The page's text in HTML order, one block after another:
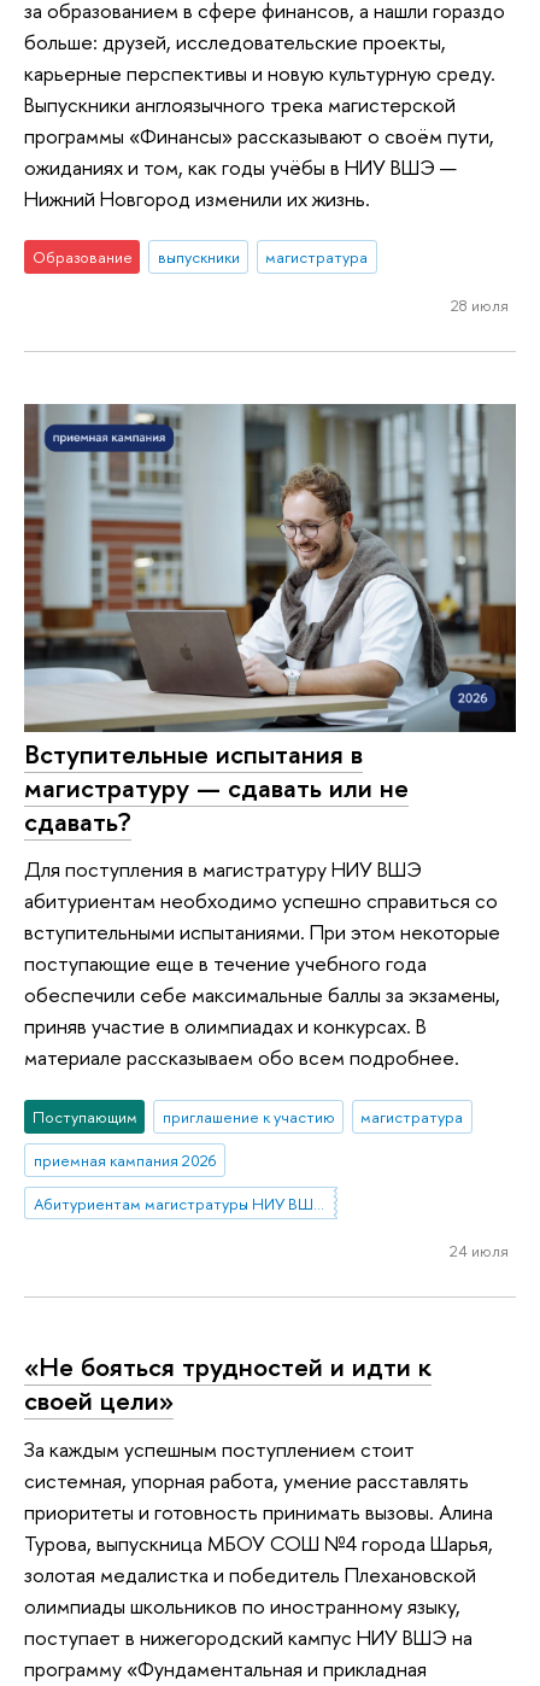
за образованием в сфере финансов, а нашли гораздо
больше: друзей, исследовательские проекты,
карьерные перспективы и новую культурную среду.
Выпускники англоязычного трека магистерской
программы «Финансы» рассказывают о своём пути,
ожиданиях и том, как годы учёбы в НИУ ВШЭ —
Нижний Новгород изменили их жизнь.
Образование выпускники магистратура
28 июля
Вступительные испытания в
магистратуру — сдавать или не
сдавать?
Для поступления в магистратуру НИУ ВШЭ
абитуриентам необходимо успешно справиться со
вступительными испытаниями. При этом некоторые
поступающие еще в течение учебного года
обеспечили себе максимальные баллы за экзамены,
приняв участие в олимпиадах и конкурсах. В
материале рассказываем обо всем подробнее.
Поступающим приглашение к участию
магистратура
приемная кампания 2026
24 июля
«Не бояться трудностей и идти к
своей цели»
За каждым успешным поступлением стоит
системная, упорная работа, умение расставлять
приоритеты и готовность принимать вызовы. Алина
Турова, выпускница МБОУ СОШ №4 города Шарья,
золотая медалистка и победитель Плехановской
олимпиады школьников по иностранному языку,
поступает в нижегородский кампус НИУ ВШЭ на
программу «Фундаментальная и прикладная